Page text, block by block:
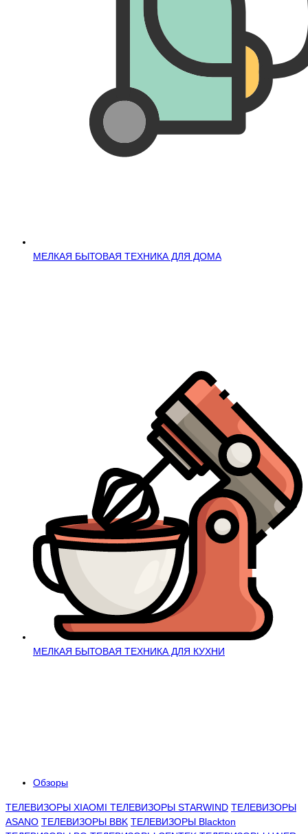
МЕЛКАЯ БЫТОВАЯ ТЕХНИКА ДЛЯ ДОМА
МЕЛКАЯ БЫТОВАЯ ТЕХНИКА ДЛЯ КУХНИ
Обзоры
ТЕЛЕВИЗОРЫ XIAOMI ТЕЛЕВИЗОРЫ STARWIND ТЕЛЕВИЗОРЫ
ASANO ТЕЛЕВИЗОРЫ BBK ТЕЛЕВИЗОРЫ Blackton